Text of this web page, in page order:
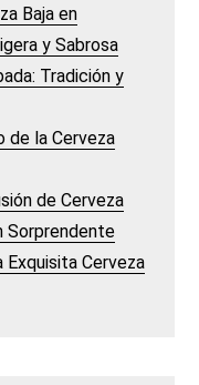
Baja en
y Sabrosa
Tradición y
de la Cerveza
de Cerveza
Sorprendente
Exquisita Cerveza